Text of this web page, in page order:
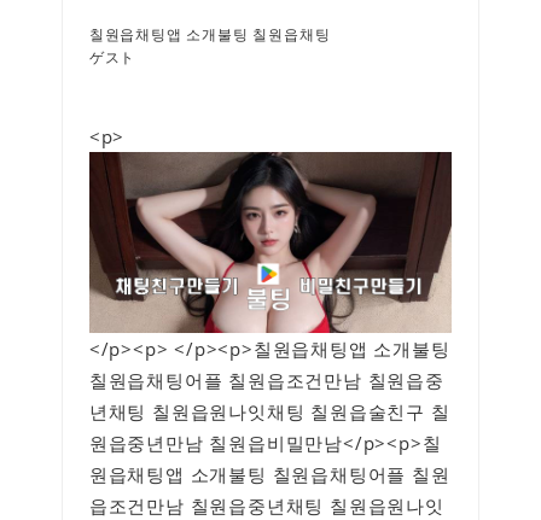
칠원읍채팅앱 소개불팅 칠원읍채팅
ゲスト
<p>
</p><p> </p><p>칠원읍채팅앱 소개불팅
칠원읍채팅어플 칠원읍조건만남 칠원읍중
년채팅 칠원읍원나잇채팅 칠원읍술친구 칠
원읍중년만남 칠원읍비밀만남</p><p>칠
원읍채팅앱 소개불팅 칠원읍채팅어플 칠원
읍조건만남 칠원읍중년채팅 칠원읍원나잇